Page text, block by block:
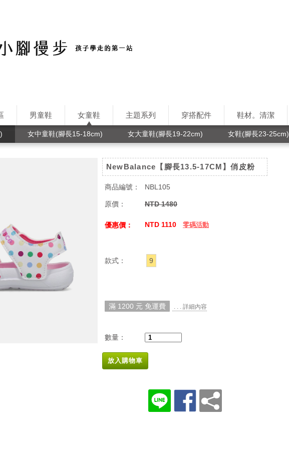
男童鞋 女童鞋 主題系列 穿搭配件 鞋材。清潔
女中童鞋(腳長15-18cm) 女大童鞋(腳長19-22cm) 女鞋(腳長23-25cm)
NewBalance【腳長13.5-17CM】俏皮粉
商品編號： NBL105
原價： NTD 1480
優惠價： NTD 1110 零碼活動
款式： 9
滿 1200 元 免運費 . . . 詳細內容
數量：
放入購物車